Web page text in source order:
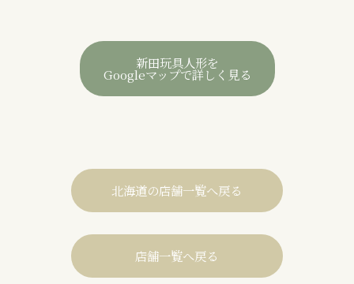
新田玩具人形を
Googleマップで詳しく見る
北海道の店舗一覧へ戻る
店舗一覧へ戻る